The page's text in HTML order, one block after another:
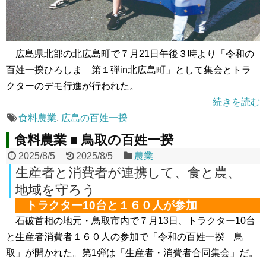
広島県北部の北広島町で７月21日午後３時より「令和の
百姓一揆ひろしま 第１弾in北広島町」として集会とトラ
クターのデモ行進が行われた。
続きを読む
食料農業, 広島の百姓一揆
食料農業 ■ 鳥取の百姓一揆
2025/8/5 2025/8/5 農業
生産者と消費者が連携して、食と農、
地域を守ろう
トラクター10台と１６０人が参加
石破首相の地元・鳥取市内で７月13日、トラクター10台
と生産者消費者１６０人の参加で「令和の百姓一揆 鳥
取」が開かれた。第1弾は「生産者・消費者合同集会」だ。